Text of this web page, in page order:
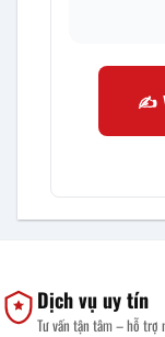
✍️
Dịch vụ uy tín
Tư vấn tận tâm – hỗ trợ